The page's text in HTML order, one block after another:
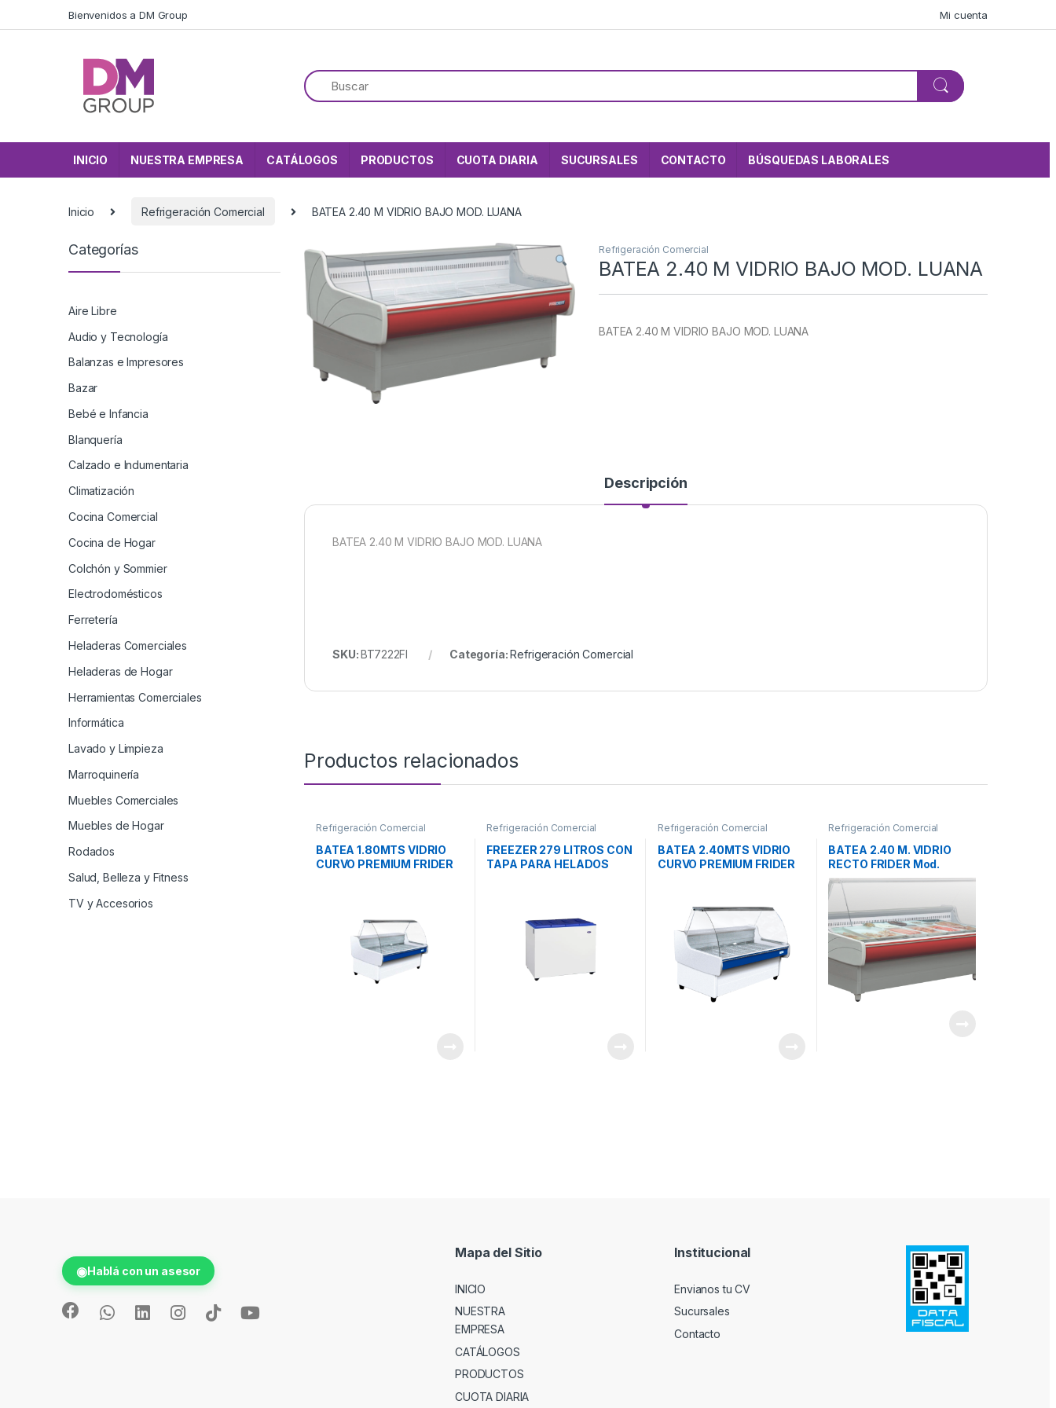
Bienvenidos a DM Group Mi cuenta
INICIO NUESTRA EMPRESA CATÁLOGOS PRODUCTOS CUOTA DIARIA SUCURSALES CONTACTO BÚSQUEDAS LABORALES
Inicio Refrigeración Comercial BATEA 2.40 M VIDRIO BAJO MOD. LUANA
Refrigeración Comercial
BATEA 2.40 M VIDRIO BAJO MOD. LUANA
BATEA 2.40 M VIDRIO BAJO MOD. LUANA
Descripción
BATEA 2.40 M VIDRIO BAJO MOD. LUANA
SKU:BT7222FI Categoría:Refrigeración Comercial
Productos relacionados
Refrigeración Comercial
BATEA 1.80MTS VIDRIO
CURVO PREMIUM FRIDER
Refrigeración Comercial
FREEZER 279 LITROS CON
TAPA PARA HELADOS
Refrigeración Comercial
BATEA 2.40MTS VIDRIO
CURVO PREMIUM FRIDER
Refrigeración Comercial
BATEA 2.40 M. VIDRIO
RECTO FRIDER Mod.
LUANA
Categorías
Aire Libre
Audio y Tecnología
Balanzas e Impresores
Bazar
Bebé e Infancia
Blanquería
Calzado e Indumentaria
Climatización
Cocina Comercial
Cocina de Hogar
Colchón y Sommier
Electrodomésticos
Ferretería
Heladeras Comerciales
Heladeras de Hogar
Herramientas Comerciales
Informática
Lavado y Limpieza
Marroquinería
Muebles Comerciales
Muebles de Hogar
Rodados
Salud, Belleza y Fitness
TV y Accesorios
◉Hablá con un asesor
Mapa del Sitio
INICIO
NUESTRA
EMPRESA
CATÁLOGOS
PRODUCTOS
CUOTA DIARIA
Institucional
Envianos tu CV
Sucursales
Contacto